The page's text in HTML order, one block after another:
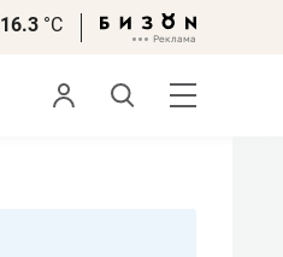
16.3 °С